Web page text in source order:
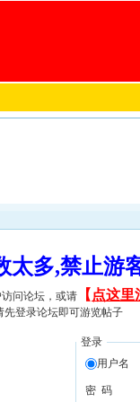
太多,禁止
问论坛，或请 【 点这里
先登录论坛即可游览帖子
登录
用户名
密 码